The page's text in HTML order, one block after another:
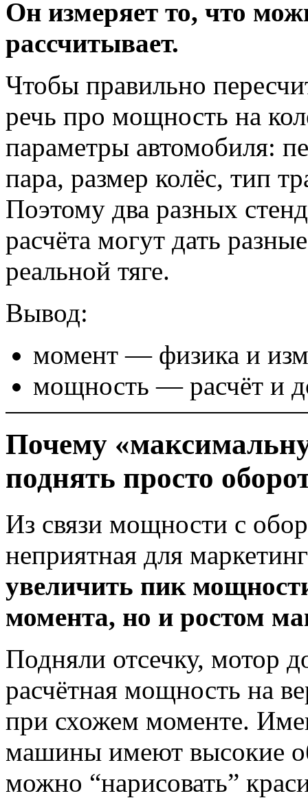
Он измеряет то, что
рассчитывает.
Чтобы правильно
речь про мощность на
параметры автомобиля:
пара, размер колёс, тип
Поэтому два разных
расчёта могут дать
реальной тяге.
Вывод:
момент — физика и
мощность — расчёт и
Почему
поднять просто
Из связи мощности с
неприятная для
увеличить пик
момента, но и ростом
Подняли отсечку, мотор
расчётная мощность на
при схожем моменте.
машины имеют высокие
можно “нарисовать”